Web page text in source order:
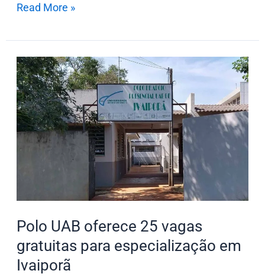
Read More »
Polo UAB oferece 25 vagas
gratuitas para especialização em
Ivaiporã
Polo
UAB
oferece
25
vagas
gratuitas
em
Ivaiporã